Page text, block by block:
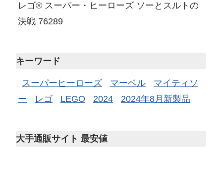
レゴ® スーパー・ヒーローズ ソーとスルトの
決戦 76289
キーワード
スーパーヒーローズ マーベル
マイティソ
ー
レゴ LEGO 2024 2024年8月新製品
大手通販サイト 最安値